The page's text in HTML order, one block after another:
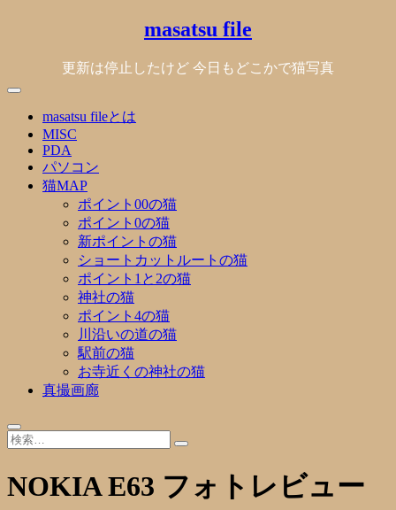
masatsu file
更新は停止したけど 今日もどこかで猫写真
masatsu fileとは
MISC
PDA
パソコン
猫MAP
ポイント00の猫
ポイント0の猫
新ポイントの猫
ショートカットルートの猫
ポイント1と2の猫
神社の猫
ポイント4の猫
川沿いの道の猫
駅前の猫
お寺近くの神社の猫
真撮画廊
NOKIA E63 フォトレビュー